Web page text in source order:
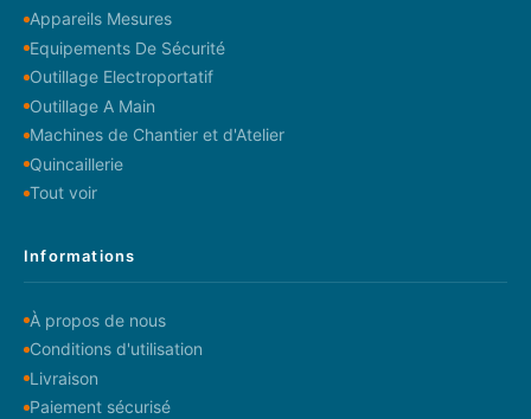
Appareils Mesures
Equipements De Sécurité
Outillage Electroportatif
Outillage A Main
Machines de Chantier et d'Atelier
Quincaillerie
Tout voir
Informations
À propos de nous
Conditions d'utilisation
Livraison
Paiement sécurisé